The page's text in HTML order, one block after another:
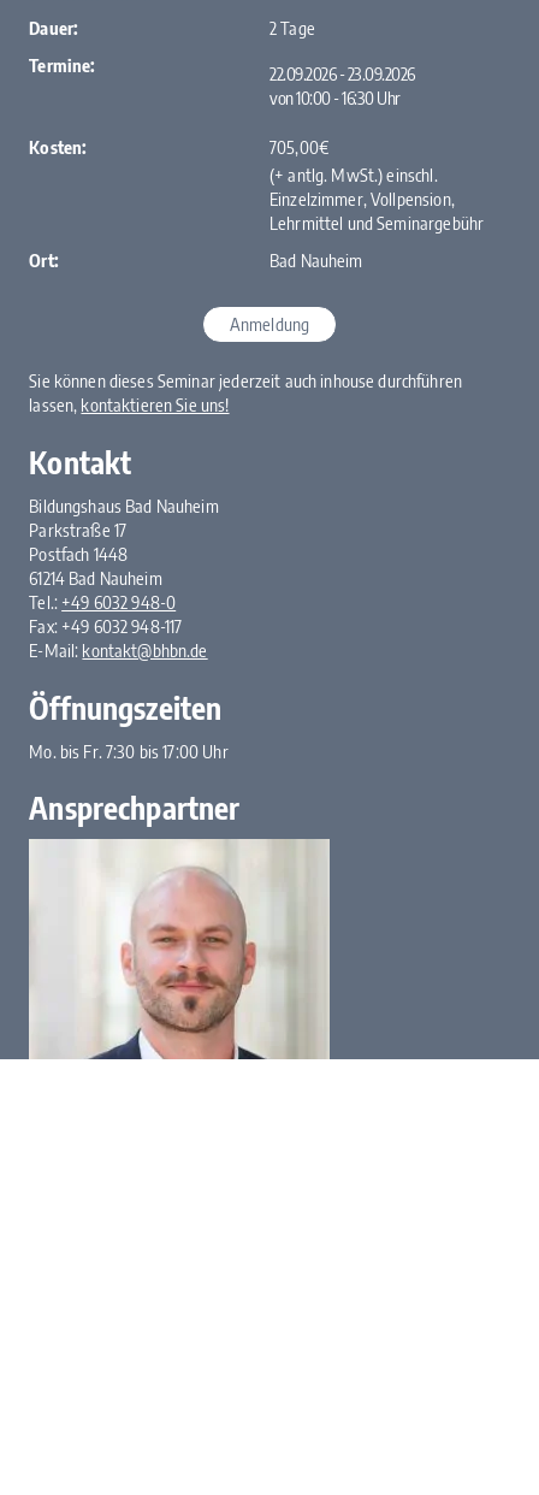
Dauer:
2 Tage
Termine:
22.09.2026 - 23.09.2026
von 10:00 ‐ 16:30 Uhr
Kosten:
705,00€
(+ antlg. MwSt.) einschl.
Einzelzimmer, Vollpension,
Lehrmittel und Seminargebühr
Ort:
Bad Nauheim
Anmeldung
Sie können dieses Seminar jederzeit auch inhouse durchführen
lassen, kontaktieren Sie uns!
Kontakt
Bildungshaus Bad Nauheim
Parkstraße 17
Postfach 1448
61214 Bad Nauheim
Tel.: +49 6032 948-0
Fax: +49 6032 948-117
E-Mail: kontakt@bhbn.de
Öffnungszeiten
Mo. bis Fr. 7:30 bis 17:00 Uhr
Ansprechpartner